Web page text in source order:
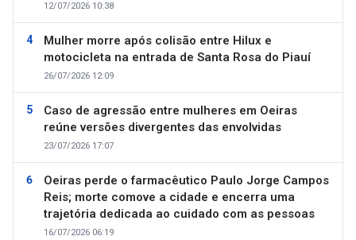
12/07/2026 10:38
Mulher morre após colisão entre Hilux e
motocicleta na entrada de Santa Rosa do Piauí
26/07/2026 12:09
Caso de agressão entre mulheres em Oeiras
reúne versões divergentes das envolvidas
23/07/2026 17:07
Oeiras perde o farmacêutico Paulo Jorge Campos
Reis; morte comove a cidade e encerra uma
trajetória dedicada ao cuidado com as pessoas
16/07/2026 06:19